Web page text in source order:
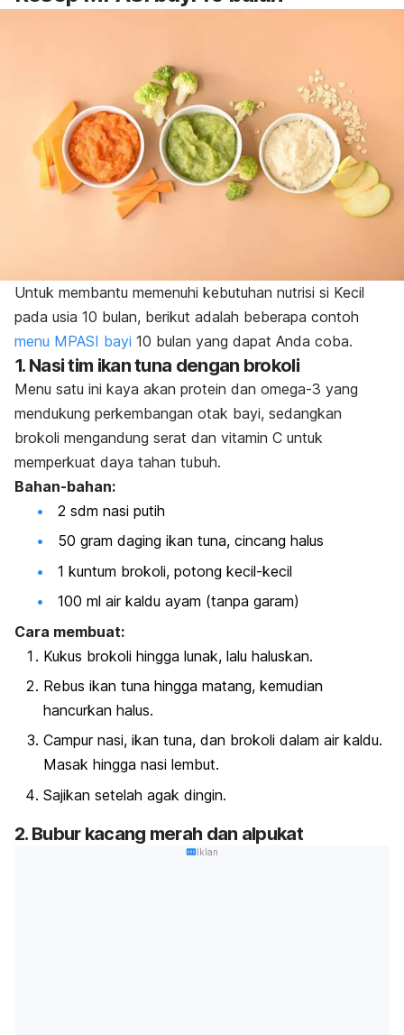
Untuk membantu memenuhi kebutuhan nutrisi si Kecil
pada usia 10 bulan, berikut adalah beberapa contoh
menu MPASI bayi 10 bulan yang dapat Anda coba.
1. Nasi tim ikan tuna dengan brokoli
Menu satu ini kaya akan protein dan omega-3 yang
mendukung perkembangan otak bayi, sedangkan
brokoli mengandung serat dan vitamin C untuk
memperkuat daya tahan tubuh.
Bahan-bahan:
2 sdm nasi putih
50 gram daging ikan tuna, cincang halus
1 kuntum brokoli, potong kecil-kecil
100 ml air kaldu ayam (tanpa garam)
Cara membuat:
Kukus brokoli hingga lunak, lalu haluskan.
Rebus ikan tuna hingga matang, kemudian
hancurkan halus.
Campur nasi, ikan tuna, dan brokoli dalam air kaldu.
Masak hingga nasi lembut.
Sajikan setelah agak dingin.
2. Bubur kacang merah dan alpukat
Iklan